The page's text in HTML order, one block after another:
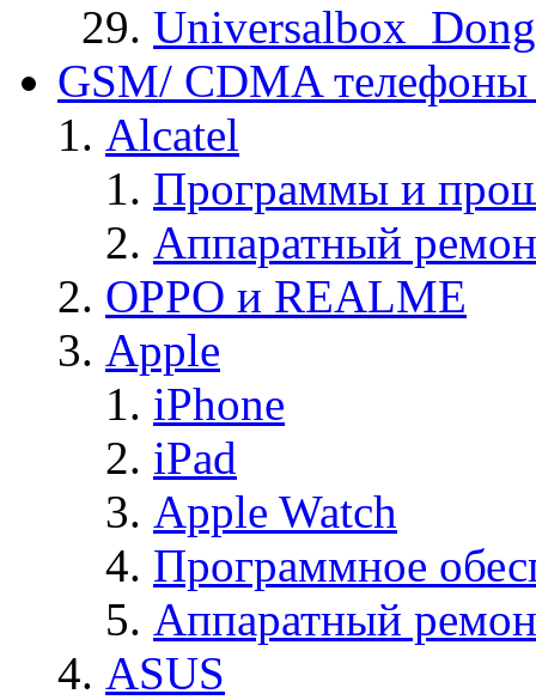
GSM/ CDMA
Alcatel
Программы и
Аппаратный
OPPO и REALME
Apple
iPhone
iPad
Apple Watch
Программное
Аппаратный
ASUS